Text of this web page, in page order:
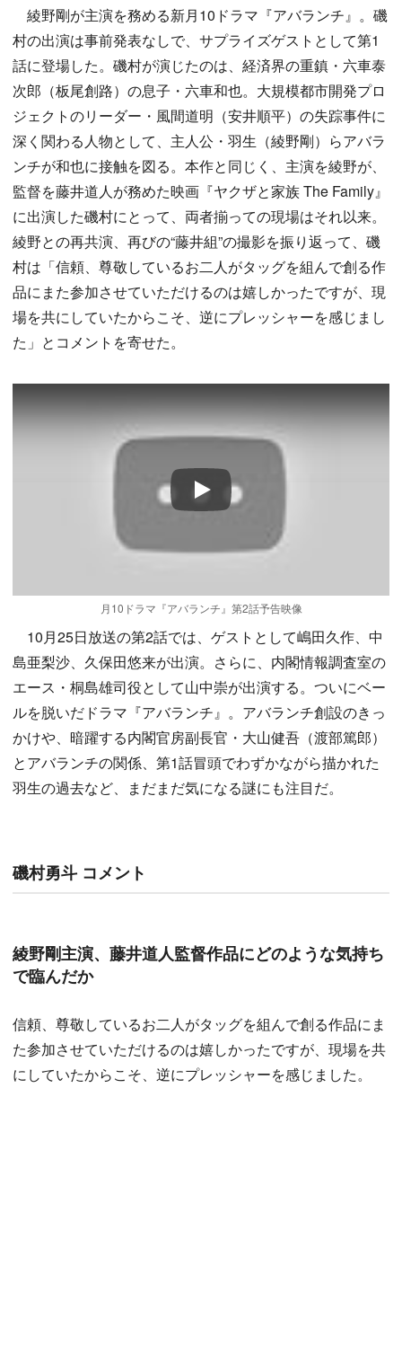
綾野剛が主演を務める新月10ドラマ『アバランチ』。磯
村の出演は事前発表なしで、サプライズゲストとして第1
話に登場した。磯村が演じたのは、経済界の重鎮・六車泰
次郎（板尾創路）の息子・六車和也。大規模都市開発プロ
ジェクトのリーダー・風間道明（安井順平）の失踪事件に
深く関わる人物として、主人公・羽生（綾野剛）らアバラ
ンチが和也に接触を図る。本作と同じく、主演を綾野が、
監督を藤井道人が務めた映画『ヤクザと家族 The Family』
に出演した磯村にとって、両者揃っての現場はそれ以来。
綾野との再共演、再びの“藤井組”の撮影を振り返って、磯
村は「信頼、尊敬しているお二人がタッグを組んで創る作
品にまた参加させていただけるのは嬉しかったですが、現
場を共にしていたからこそ、逆にプレッシャーを感じまし
た」とコメントを寄せた。
Play
月10ドラマ『アバランチ』第2話予告映像
10月25日放送の第2話では、ゲストとして嶋田久作、中
島亜梨沙、久保田悠来が出演。さらに、内閣情報調査室の
エース・桐島雄司役として山中崇が出演する。ついにベー
ルを脱いだドラマ『アバランチ』。アバランチ創設のきっ
かけや、暗躍する内閣官房副長官・大山健吾（渡部篤郎）
とアバランチの関係、第1話冒頭でわずかながら描かれた
羽生の過去など、まだまだ気になる謎にも注目だ。
磯村勇斗 コメント
綾野剛主演、藤井道人監督作品にどのような気持ち
で臨んだか
信頼、尊敬しているお二人がタッグを組んで創る作品にま
た参加させていただけるのは嬉しかったですが、現場を共
にしていたからこそ、逆にプレッシャーを感じました。